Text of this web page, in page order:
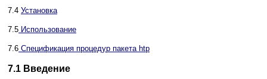
7.4 Установка
7.5 Использование
7.6 Спецификация процедур пакета htp
7.1 Введение